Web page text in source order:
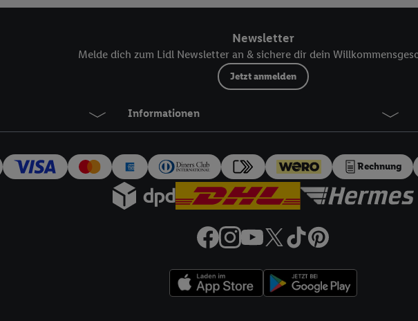
Newsletter
Melde dich zum Lidl Newsletter an & sichere dir dein
Jetzt anmelden
Informationen
Rechnung
Unter „Anpassen“ können Sie einzelne Verwendungszwecke oder Partner zulassen;
nachfolgend schlagwortartig benannten Zwecke und Funktionen im Rahmen des Einsatzes des IAB
Gewährleistung der Sicherheit, Verhinderung und Aufdeckung von Betrug und Fehlerbehebung,
Verknüpfung verschiedener Endgeräte, Identifikation von Geräten anhand automatisch
Messung des Erfolgs von Werbekampagnen durch TTD und Nutzung der Telekommunikations-
Technologie für digitales Marketing, sowie:
Verwendung genauer Standortdaten. Erstellung von Profilen für personalisierte Werbung.
Zugriff auf Informationen auf einem Endgerät. Entwicklung und Verbesserung der Angebote.
Zielgruppen durch Statistiken oder Kombinationen von Daten aus verschiedenen Quellen.
reduzierter Daten zur Auswahl von Werbeanzeigen. Messung der Werbeleistung. Verwendung